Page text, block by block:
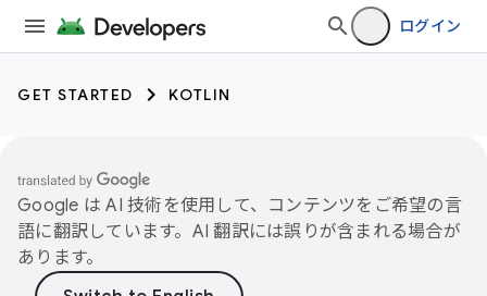
ログイン
GET STARTED KOTLIN
Google は AI 技術を使用して、コンテンツをご希望の言
語に翻訳しています。AI 翻訳には誤りが含まれる場合が
あります。